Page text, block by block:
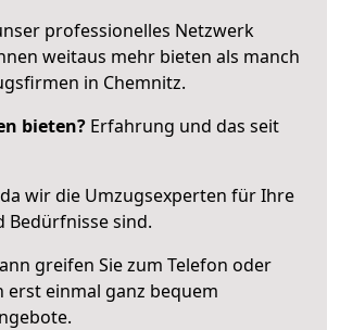
professionelles Netzwerk
weitaus mehr bieten als manch
in Chemnitz.
bieten? Erfahrung und das seit
wir die Umzugsexperten für Ihre
Bedürfnisse sind.
greifen Sie zum Telefon oder
erst einmal ganz bequem